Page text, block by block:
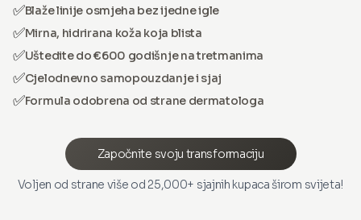
✅Blaže linije osmjeha bez ijedne igle
✅Mirna, hidrirana koža koja blista
✅Uštedite do €600 godišnje na tretmanima
✅Cjelodnevno samopouzdanje i sjaj
✅Formula odobrena od strane dermatologa
Započnite svoju transformaciju
Voljen od strane više od 25,000+ sjajnih kupaca širom svijeta!